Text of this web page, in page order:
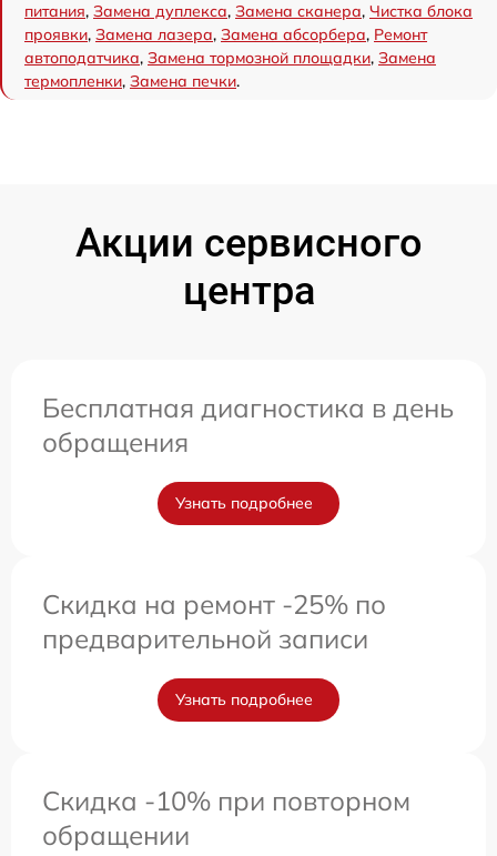
питания, Замена дуплекса, Замена сканера, Чистка блока
проявки, Замена лазера, Замена абсорбера, Ремонт
автоподатчика, Замена тормозной площадки, Замена
термопленки, Замена печки.
Акции сервисного
центра
Бесплатная диагностика в день
обращения
Узнать подробнее
Скидка на ремонт -25% по
предварительной записи
Узнать подробнее
Скидка -10% при повторном
обращении